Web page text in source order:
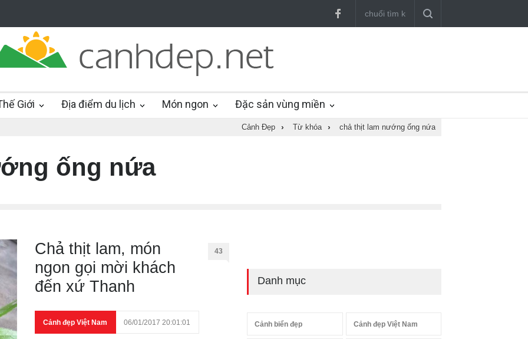
Giới Địa điểm du lịch Món ngon Đặc sản vùng miền
Cảnh Đẹp › Từ khóa › chả thịt lam nướng ống nứa
ống nứa
Chả thịt lam, món
ngon gọi mời khách
đến xứ Thanh
43
Cảnh đẹp Việt Nam 06/01/2017 20:01:01
Danh mục
Cảnh biển đẹp Cảnh đẹp Việt Nam